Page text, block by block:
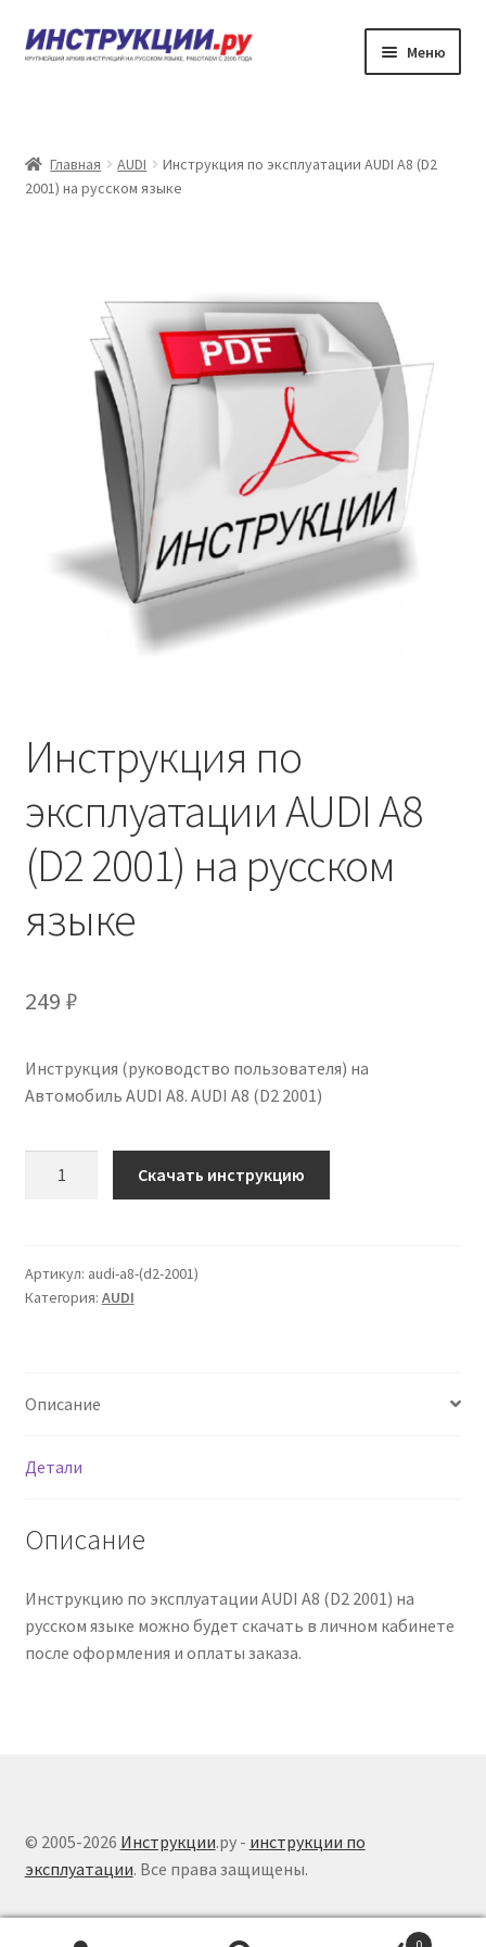
Перейти
к
Перейти
к
Меню
Каталог инструкций по эксплуатации
Контакты
Главная AUDI
Инструкция по эксплуатации AUDI A8 (D2
2001) на русском языке
Инструкция по
эксплуатации AUDI A8
(D2 2001) на русском
языке
249 ₽
Инструкция (руководство пользователя) на
Автомобиль AUDI A8. AUDI A8 (D2 2001)
AUDI
A8
русском
Скачать инструкцию
Артикул: audi-a8-(d2-2001)
Категория: AUDI
Описание
Детали
Описание
Инструкцию по эксплуатации AUDI A8 (D2 2001) на
русском языке можно будет скачать в личном кабинете
после оформления и оплаты заказа.
© 2005-2026 Инструкции.ру - инструкции по
эксплуатации. Все права защищены.